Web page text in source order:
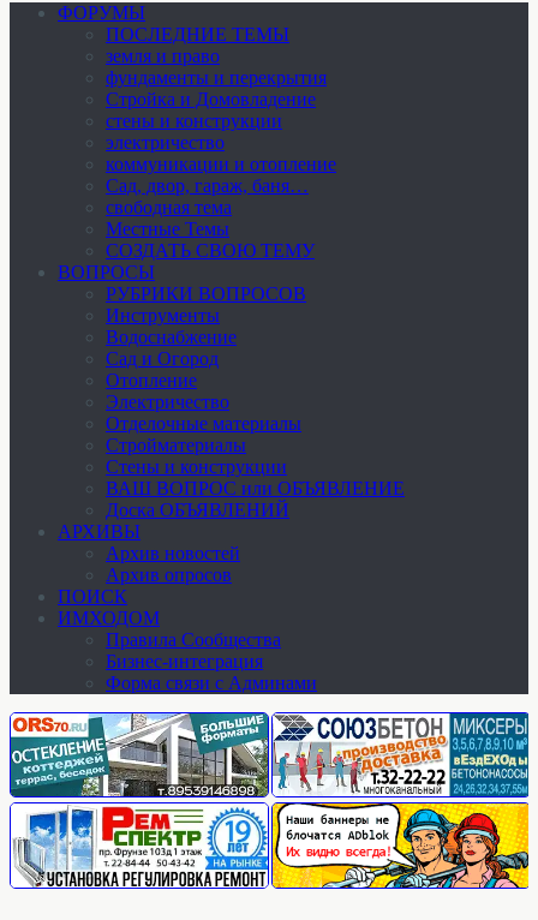
ФОРУМЫ
ПОСЛЕДНИЕ ТЕМЫ
земля и право
фундаменты и перекрытия
Стройка и Домовладение
стены и конструкции
электричество
коммуникации и отопление
Cад, двор, гараж, баня…
свободная тема
Местные Темы
СОЗДАТЬ СВОЮ ТЕМУ
ВОПРОСЫ
РУБРИКИ ВОПРОСОВ
Инструменты
Водоснабжение
Сад и Огород
Отопление
Электричество
Отделочные материалы
Стройматериалы
Стены и конструкции
ВАШ ВОПРОС или ОБЪЯВЛЕНИЕ
Доска ОБЪЯВЛЕНИЙ
АРХИВЫ
Архив новостей
Архив опросов
ПОИСК
ИМХОДОМ
Правила Сообщества
Бизнес-интеграция
Форма связи с Админами